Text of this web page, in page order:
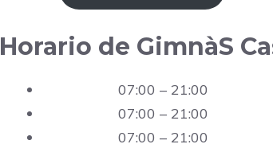
Horario de GimnàS
07:00 – 21:00
07:00 – 21:00
07:00 – 21:00